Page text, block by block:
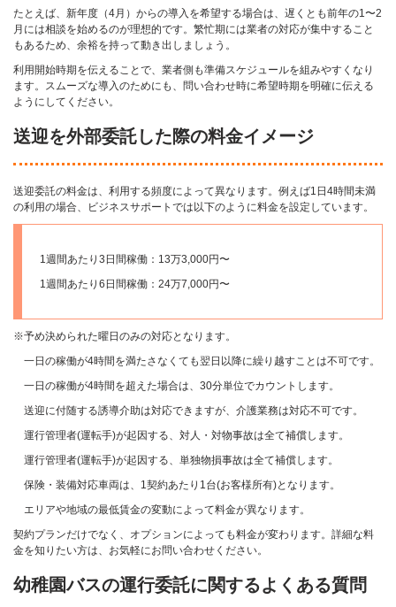
たとえば、新年度（4月）からの導入を希望する場合は、遅くとも前年の1〜2
月には相談を始めるのが理想的です。繁忙期には業者の対応が集中すること
もあるため、余裕を持って動き出しましょう。
利用開始時期を伝えることで、業者側も準備スケジュールを組みやすくなり
ます。スムーズな導入のためにも、問い合わせ時に希望時期を明確に伝える
ようにしてください。
送迎を外部委託した際の料金イメージ
送迎委託の料金は、利用する頻度によって異なります。例えば1日4時間未満
の利用の場合、ビジネスサポートでは以下のように料金を設定しています。
1週間あたり3日間稼働：13万3,000円〜
1週間あたり6日間稼働：24万7,000円〜
※予め決められた曜日のみの対応となります。
一日の稼働が4時間を満たさなくても翌日以降に繰り越すことは不可です。
一日の稼働が4時間を超えた場合は、30分単位でカウントします。
送迎に付随する誘導介助は対応できますが、介護業務は対応不可です。
運行管理者(運転手)が起因する、対人・対物事故は全て補償します。
運行管理者(運転手)が起因する、単独物損事故は全て補償します。
保険・装備対応車両は、1契約あたり1台(お客様所有)となります。
エリアや地域の最低賃金の変動によって料金が異なります。
契約プランだけでなく、オプションによっても料金が変わります。詳細な料
金を知りたい方は、お気軽にお問い合わせください。
幼稚園バスの運行委託に関するよくある質問